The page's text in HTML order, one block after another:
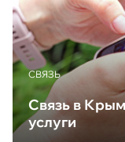
CВЯЗЬ
Связь в
услуги